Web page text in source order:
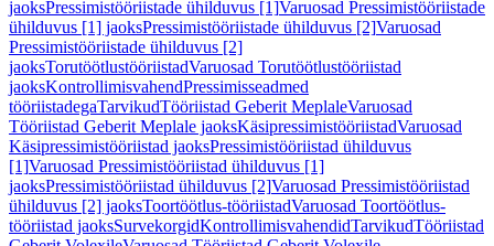
jaoksPressimistööriistade ühilduvus [1]Varuosad Pressimistööriistade
ühilduvus [1] jaoksPressimistööriistade ühilduvus [2]Varuosad
Pressimistööriistade ühilduvus [2]
jaoksTorutöötlustööriistadVaruosad Torutöötlustööriistad
jaoksKontrollimisvahendPressimisseadmed
tööriistadegaTarvikudTööriistad Geberit MeplaleVaruosad
Tööriistad Geberit Meplale jaoksKäsipressimistööriistadVaruosad
Käsipressimistööriistad jaoksPressimistööriistad ühilduvus
[1]Varuosad Pressimistööriistad ühilduvus [1]
jaoksPressimistööriistad ühilduvus [2]Varuosad Pressimistööriistad
ühilduvus [2] jaoksToortöötlus-tööriistadVaruosad Toortöötlus-
tööriistad jaoksSurvekorgidKontrollimisvahendidTarvikudTööriistad